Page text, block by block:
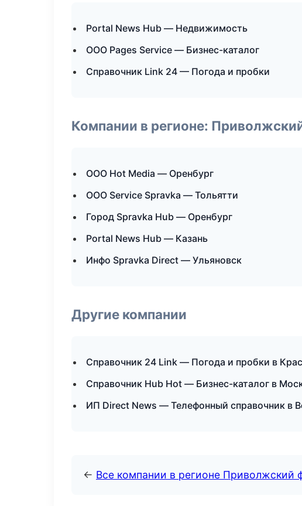
Portal News Hub — Недвижимость
ООО Pages Service — Бизнес-каталог
Справочник Link 24 — Погода и пробки
Компании в регионе:
ООО Hot Media — Оренбург
ООО Service Spravka — Тольятти
Город Spravka Hub — Оренбург
Portal News Hub — Казань
Инфо Spravka Direct — Ульяновск
Другие компании
Справочник 24 Link — Погода и пробки в
Справочник Hub Hot — Бизнес-каталог в
ИП Direct News — Телефонный справочник в
← Все компании в регионе Приволжский